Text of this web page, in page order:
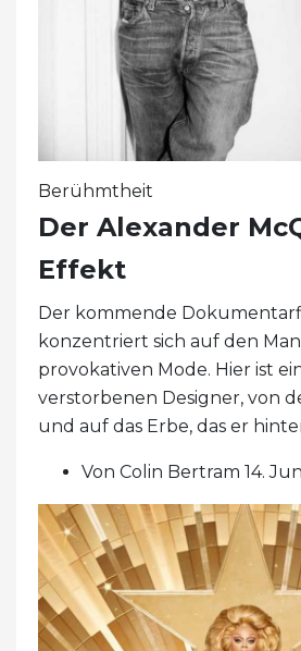
Berühmtheit
Der Alexander
Effekt
Der kommende
konzentriert sich auf den
provokativen Mode. Hier ist
verstorbenen Designer, von
und auf das Erbe, das er
Von Colin Bertram 14.